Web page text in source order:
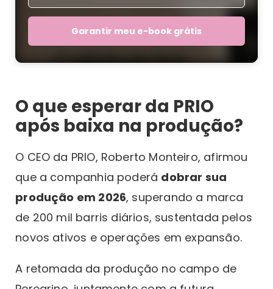
Garantir meu e-book grátis
O que esperar da PRIO
após baixa na produção?
O CEO da PRIO, Roberto Monteiro, afirmou
que a companhia poderá dobrar sua
produção em 2026, superando a marca
de 200 mil barris diários, sustentada pelos
novos ativos e operações em expansão.
A retomada da produção no campo de